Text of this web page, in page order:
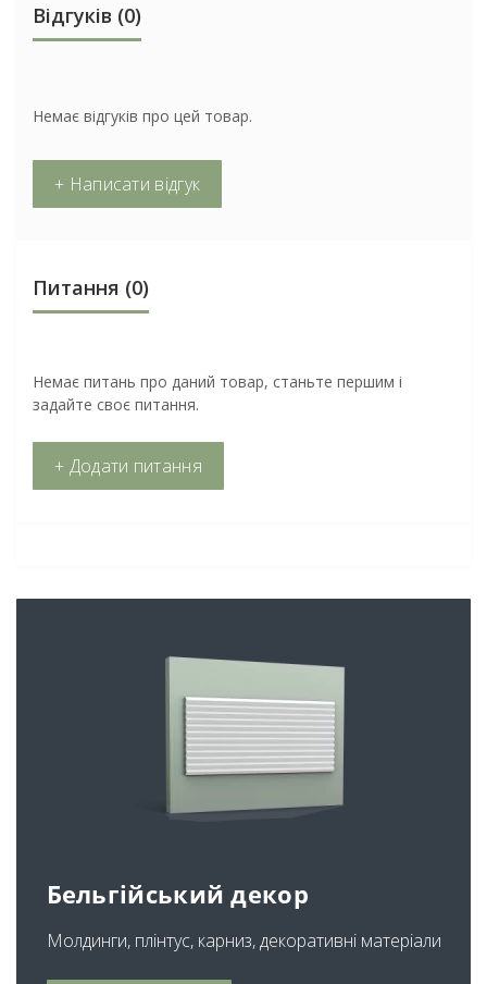
Відгуків (0)
Немає відгуків про цей товар.
+ Написати відгук
Питання (0)
Немає питань про даний товар, станьте першим і
задайте своє питання.
+ Додати питання
Бельгійський декор
Молдинги, плінтус, карниз, декоративні матеріали